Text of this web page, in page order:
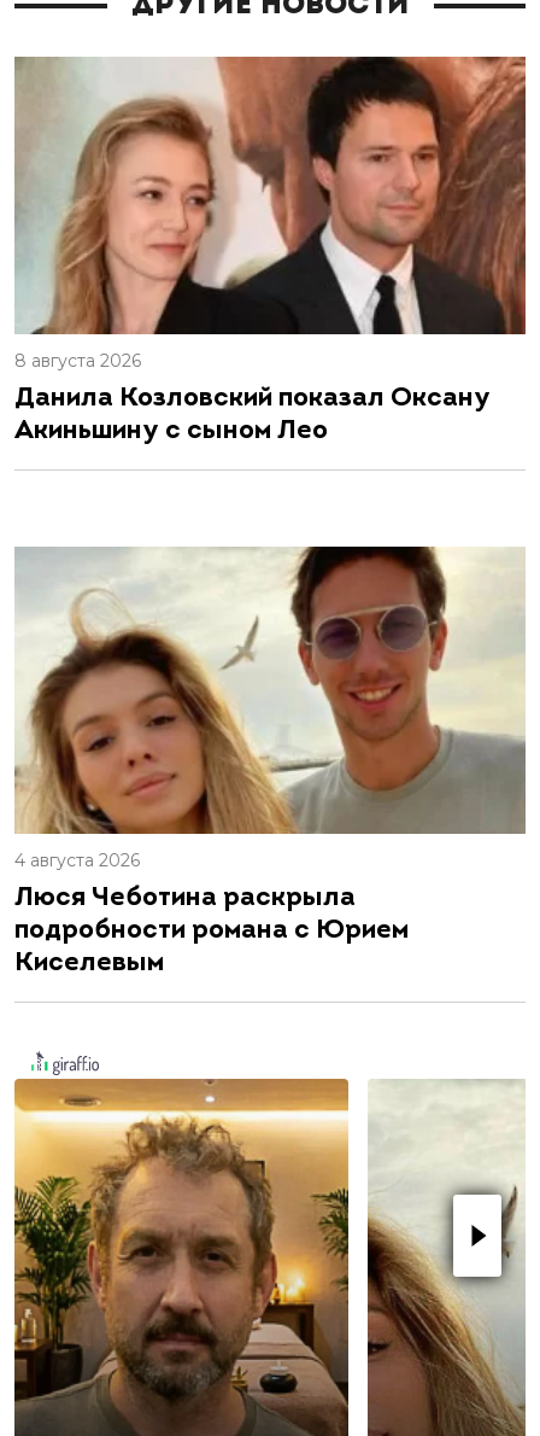
Другие новости
8 августа 2026
Данила Козловский показал Оксану
Акиньшину с сыном Лео
4 августа 2026
Люся Чеботина раскрыла
подробности романа с Юрием
Киселевым